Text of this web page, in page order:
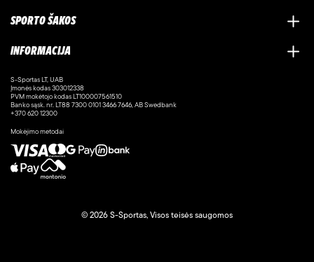
SPORTO ŠAKOS
INFORMACIJA
S-Sportas LT, UAB
Įmonės kodas 303012338
PVM mokėtojo kodas LT100007561510
Banko sąsk. nr. LT88 7300 0101 3466 7646, AB Swedbank
+370 620 12300
Mokėjimo metodai
© 2026 S-Sportas, Visos teisės saugomos